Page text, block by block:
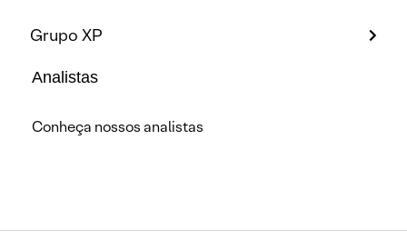
Grupo XP
Analistas
Conheça nossos analistas